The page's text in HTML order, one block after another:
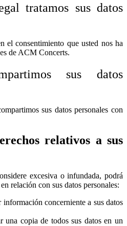
tratamos sus datos
el consentimiento que usted nos ha
de ACM Concerts.
sus datos
sus datos personales con
relativos a sus
excesiva o infundada, podrá
relación con sus datos personales:
concerniente a sus datos
una copia de todos sus datos en un